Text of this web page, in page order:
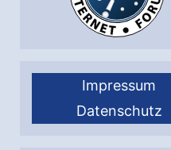
Impressum
Datenschutz